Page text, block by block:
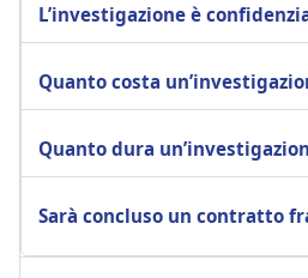
L’investigazione è
Quanto costa
Quanto dura
Sarà concluso un contratto